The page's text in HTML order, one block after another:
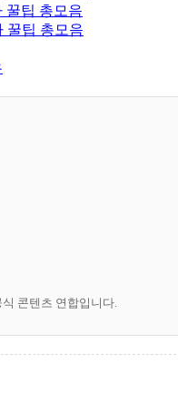
꿀팁 총모음
꿀팁 총모음
콘텐츠 연합입니다.